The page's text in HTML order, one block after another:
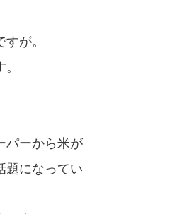
が。
パーから米が
題になってい